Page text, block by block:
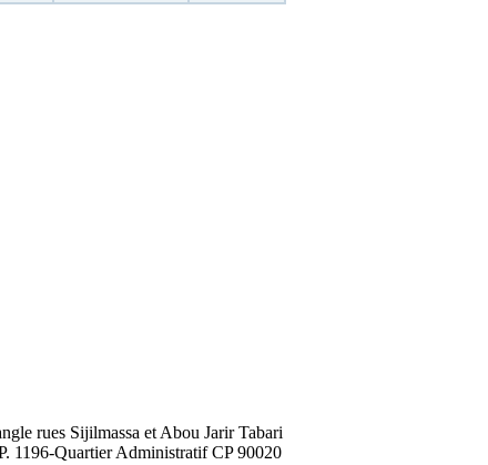
rues Sijilmassa et Abou Jarir Tabari
1196-Quartier Administratif CP 90020